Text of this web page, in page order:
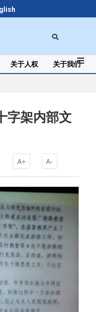
关于人权 关于我们
字架内部文
A+ A-